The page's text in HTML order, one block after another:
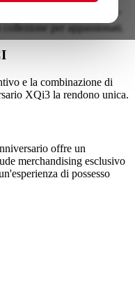
unità, l'edizione del 10°
per appassionati.
e la combinazione di
XQi3 la rendono unica.
offre un
merchandising esclusivo
di possesso